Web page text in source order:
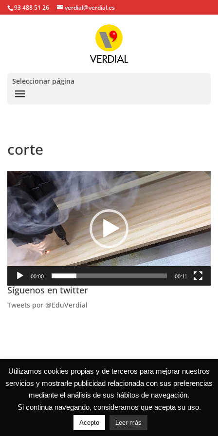
93 488 51 26 verdial@verdial.es
Seleccionar página
corte
Reproductor
de
vídeo
00:00 00:11
Síguenos en twitter
Tweets por @EduVerdial
Utilizamos cookies propias y de terceros para mejorar nuestros
servicios y mostrarle publicidad relacionada con sus preferencias
mediante el análisis de sus hábitos de navegación.
Si continua navegando, consideramos que acepta su uso.
Acepto Leer más